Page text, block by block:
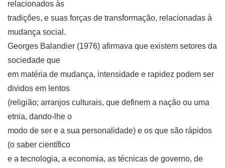
relacionados às
tradições, e suas forças de transformação, relacionadas à
mudança social.
Georges Balandier (1976) afirmava que existem setores da
sociedade que
em matéria de mudança, intensidade e rapidez podem ser
dividos em lentos
(religião; arranjos culturais, que definem a nação ou uma
etnia, dando-lhe o
modo de ser e a sua personalidade) e os que são rápidos
(o saber científico
e a tecnologia, a economia, as técnicas de governo, de